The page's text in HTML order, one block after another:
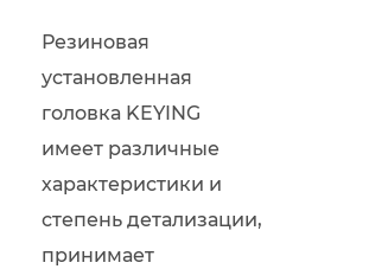
Резиновая
установленная
головка KEYING
имеет различные
характеристики и
степень детализации,
принимает